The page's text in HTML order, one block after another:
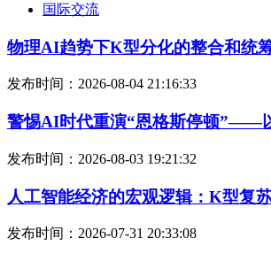
国际交流
物理AI趋势下K型分化的整合和统
发布时间：2026-08-04 21:16:33
警惕AI时代重演“恩格斯停顿”——
发布时间：2026-08-03 19:21:32
人工智能经济的宏观逻辑：K型复
发布时间：2026-07-31 20:33:08